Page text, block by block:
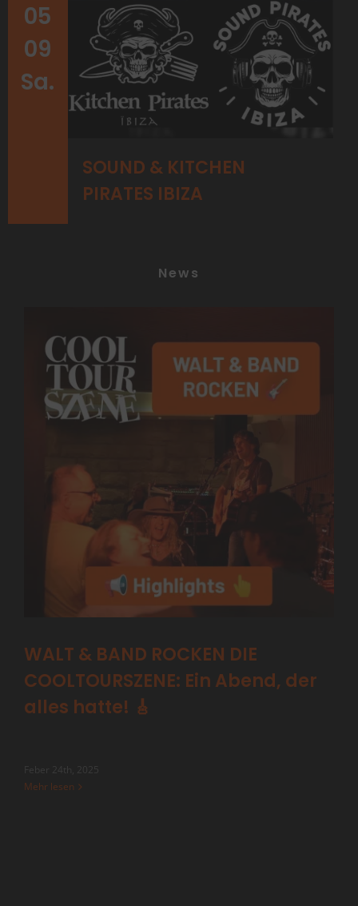
SOUND & KITCHEN
PIRATES IBIZA
05
09
Sa.
News
WALT & BAND ROCKEN DIE
COOLTOURSZENE: Ein Abend, der
alles hatte! 🎸
Feber 24th, 2025
Mehr lesen